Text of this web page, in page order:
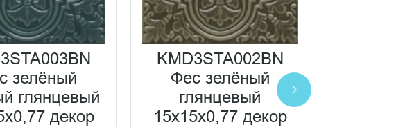
зелёный
глянцевый
декор
KMD3STA002BN
Фес зелёный
глянцевый
15x15x0,77 декор